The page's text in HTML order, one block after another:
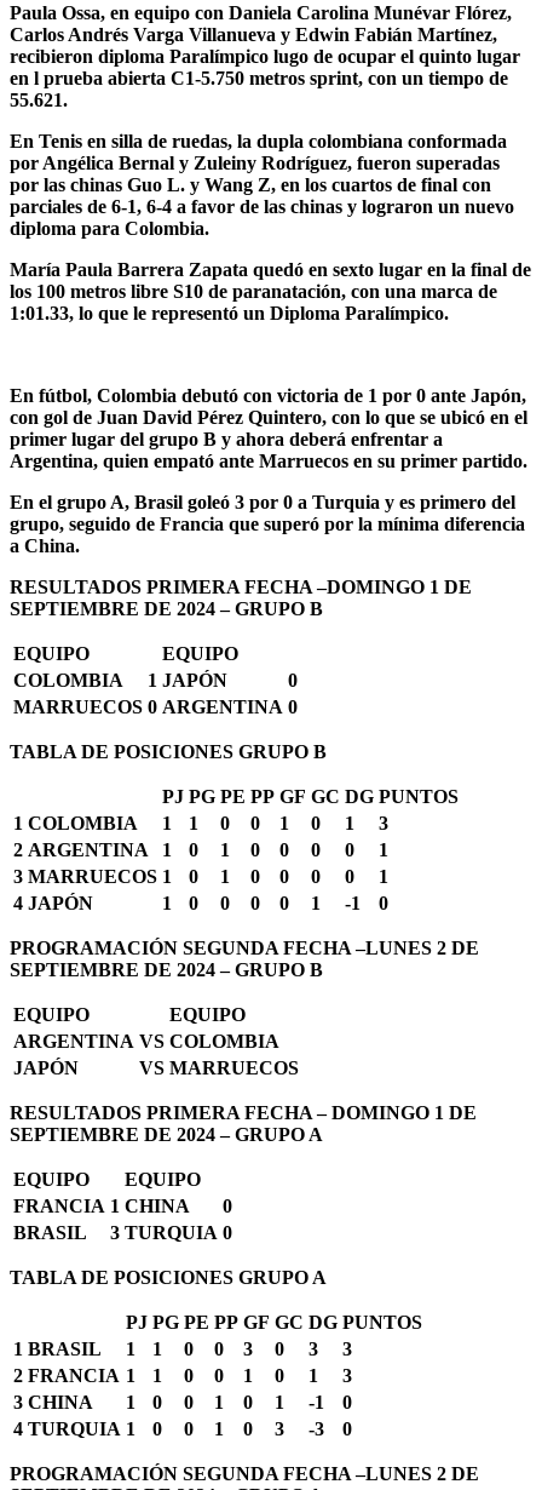
Paula Ossa, en equipo con Daniela Carolina Munévar Flórez,
Carlos Andrés Varga Villanueva y Edwin Fabián Martínez,
recibieron diploma Paralímpico lugo de ocupar el quinto lugar
en l prueba abierta C1-5.750 metros sprint, con un tiempo de
55.621.
En Tenis en silla de ruedas, la dupla colombiana conformada
por Angélica Bernal y Zuleiny Rodríguez, fueron superadas
por las chinas Guo L. y Wang Z, en los cuartos de final con
parciales de 6-1, 6-4 a favor de las chinas y lograron un nuevo
diploma para Colombia.
María Paula Barrera Zapata quedó en sexto lugar en la final de
los 100 metros libre S10 de paranatación, con una marca de
1:01.33, lo que le representó un Diploma Paralímpico.
En fútbol, Colombia debutó con victoria de 1 por 0 ante Japón,
con gol de Juan David Pérez Quintero, con lo que se ubicó en el
primer lugar del grupo B y ahora deberá enfrentar a
Argentina, quien empató ante Marruecos en su primer partido.
En el grupo A, Brasil goleó 3 por 0 a Turquia y es primero del
grupo, seguido de Francia que superó por la mínima diferencia
a China.
RESULTADOS PRIMERA FECHA –DOMINGO 1 DE
SEPTIEMBRE DE 2024 – GRUPO B
EQUIPO
EQUIPO
COLOMBIA
1 JAPÓN
0
MARRUECOS 0 ARGENTINA 0
TABLA DE POSICIONES GRUPO B
PJ PG PE PP GF GC DG PUNTOS
1 COLOMBIA 1 1 0 0 1 0 1
3
2 ARGENTINA 1 0 1 0 0 0 0
1
3 MARRUECOS 1 0 1 0 0 0 0
1
4 JAPÓN 1 0 0 0 0 1 -1 0
PROGRAMACIÓN SEGUNDA FECHA –LUNES 2 DE
SEPTIEMBRE DE 2024 – GRUPO B
EQUIPO
EQUIPO
ARGENTINA VS COLOMBIA
JAPÓN
VS MARRUECOS
RESULTADOS PRIMERA FECHA – DOMINGO 1 DE
SEPTIEMBRE DE 2024 – GRUPO A
EQUIPO
EQUIPO
FRANCIA 1 CHINA
0
BRASIL
3 TURQUIA 0
TABLA DE POSICIONES GRUPO A
PJ PG PE PP GF GC DG PUNTOS
1 BRASIL 1 1 0 0 3 0 3
3
2 FRANCIA 1 1 0 0 1 0 1
3
3 CHINA 1 0 0 1 0 1 -1
0
4 TURQUIA 1 0 0 1 0 3 -3 0
PROGRAMACIÓN SEGUNDA FECHA –LUNES 2 DE